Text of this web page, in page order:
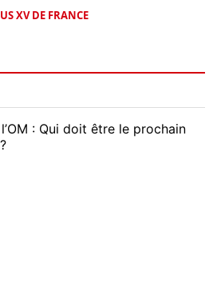
XV DE FRANCE
: Qui doit être le prochain